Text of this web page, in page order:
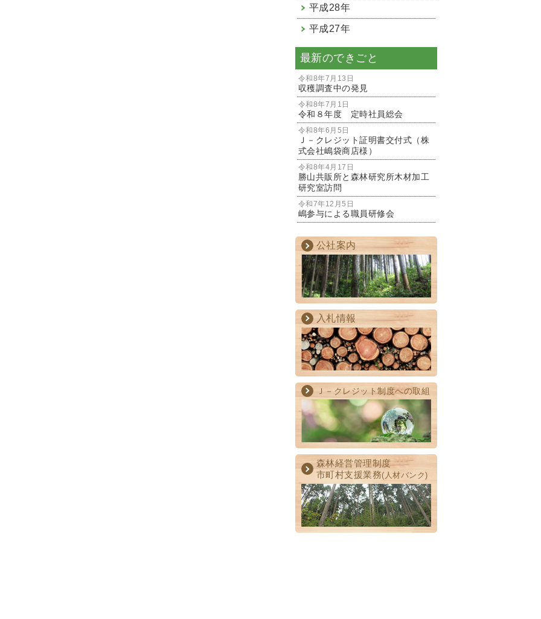
平成28年
平成27年
最新のできごと
令和8年7月13日
収穫調査中の発見
令和8年7月1日
令和８年度 定時社員総会
令和8年6月5日
Ｊ－クレジット証明書交付式（株
式会社嶋袋商店様）
令和8年4月17日
勝山共販所と森林研究所木材加工
研究室訪問
令和7年12月5日
嶋参与による職員研修会
公社案内
入札情報
Ｊ－クレジット制度への取組
森林経営管理制度
市町村支援業務(人材バンク)